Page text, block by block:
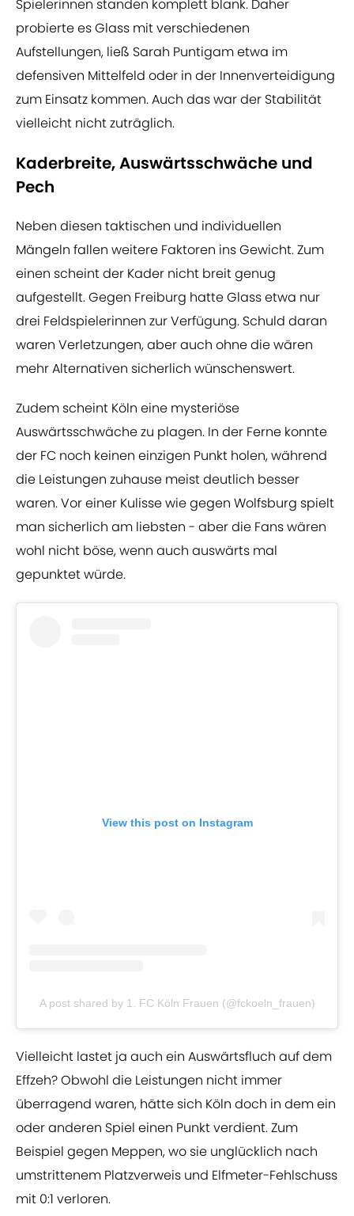
Spielerinnen standen komplett blank. Daher
probierte es Glass mit verschiedenen
Aufstellungen, ließ Sarah Puntigam etwa im
defensiven Mittelfeld oder in der Innenverteidigung
zum Einsatz kommen. Auch das war der Stabilität
vielleicht nicht zuträglich.
Kaderbreite, Auswärtsschwäche und
Pech
Neben diesen taktischen und individuellen
Mängeln fallen weitere Faktoren ins Gewicht. Zum
einen scheint der Kader nicht breit genug
aufgestellt. Gegen Freiburg hatte Glass etwa nur
drei Feldspielerinnen zur Verfügung. Schuld daran
waren Verletzungen, aber auch ohne die wären
mehr Alternativen sicherlich wünschenswert.
Zudem scheint Köln eine mysteriöse
Auswärtsschwäche zu plagen. In der Ferne konnte
der FC noch keinen einzigen Punkt holen, während
die Leistungen zuhause meist deutlich besser
waren. Vor einer Kulisse wie gegen Wolfsburg spielt
man sicherlich am liebsten - aber die Fans wären
wohl nicht böse, wenn auch auswärts mal
gepunktet würde.
View this post on Instagram
A post shared by 1. FC Köln Frauen (@fckoeln_frauen)
Vielleicht lastet ja auch ein Auswärtsfluch auf dem
Effzeh? Obwohl die Leistungen nicht immer
überragend waren, hätte sich Köln doch in dem ein
oder anderen Spiel einen Punkt verdient. Zum
Beispiel gegen Meppen, wo sie unglücklich nach
umstrittenem Platzverweis und Elfmeter-Fehlschuss
mit 0:1 verloren.